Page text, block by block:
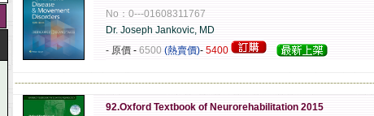
No：0---01608311767
Dr. Joseph Jankovic, MD
- 原價 - 6500 (熱賣價)- 5400
92.Oxford Textbook of Neurorehabilitation 2015